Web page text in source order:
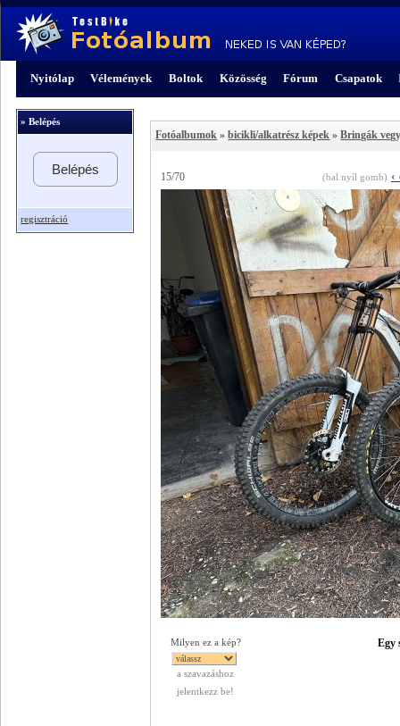
Nyitólap Vélemények Boltok Közösség Fórum Csapatok
» Belépés
Belépés
regisztráció
Fotóalbumok »bicikli/alkatrész képek »Bringák
15/70 (bal nyíl gomb) ‹
Milyen ez a kép?
a szavazáshoz
jelentkezz be!
Egy